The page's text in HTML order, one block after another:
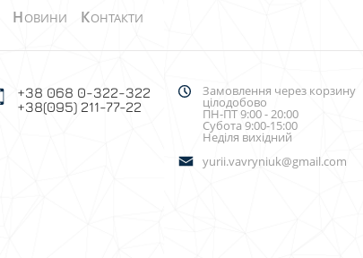
НОВИНИ КОНТАКТИ
+38 068 0-322-322
+38(095) 211-77-22
Замовлення через корзину
цілодобово
ПН-ПТ 9:00 - 20:00
Субота 9:00-15:00
Неділя вихідний
yurii.vavryniuk@gmail.com